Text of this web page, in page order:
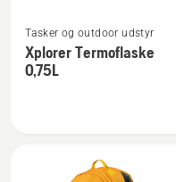
flere
detaljer
om
Tasker og outdoor udstyr
Xplorer Termoflaske
0,75L